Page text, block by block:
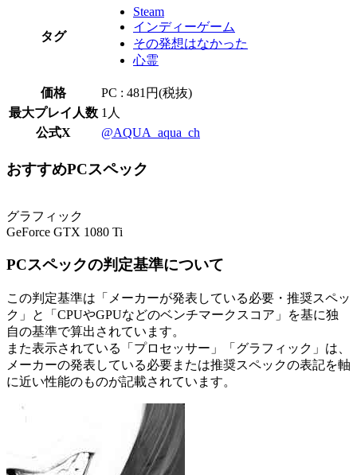
タグ
Steam
インディーゲーム
その発想はなかった
心霊
価格
PC : 481円(税抜)
最大プレイ人数 1人
公式X
@AQUA_aqua_ch
おすすめPCスペック
グラフィック
GeForce GTX 1080 Ti
PCスペックの判定基準について
この判定基準は「メーカーが発表している必要・推奨スペッ
ク」と「CPUやGPUなどのベンチマークスコア」を基に独
自の基準で算出されています。
また表示されている「プロセッサー」「グラフィック」は、
メーカーの発表している必要または推奨スペックの表記を軸
に近い性能のものが記載されています。